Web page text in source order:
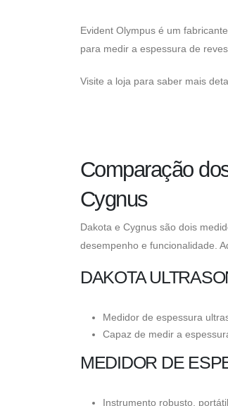
Evident Olympus é um
para medir a espessura de
Visite a loja para saber mais
Comparação
Cygnus
Dakota e Cygnus são dois
desempenho e funcionalidade.
DAKOTA
Medidor de espessura
Capaz de medir a
MEDIDOR DE
Instrumento robusto,